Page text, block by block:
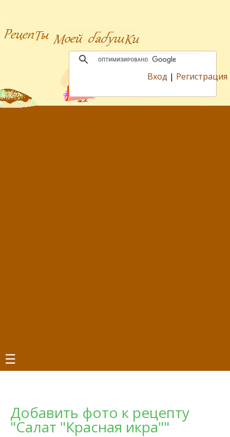
Вход | Регистрация
☰
Добавить фото к рецепту
"Салат "Красная икра""